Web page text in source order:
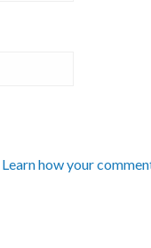
Learn how your